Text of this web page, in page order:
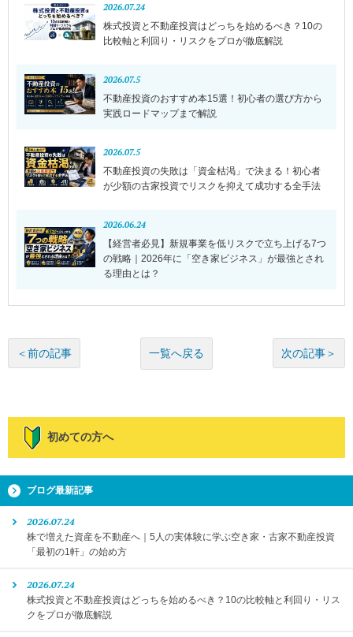
2026.07.24
株式投資と不動産投資はどっちを始めるべき？10の
比較軸と利回り・リスクをプロが徹底解説
2026.07.5
不動産投資のおすすめ本15選！初心者の選び方から
実践ロードマップまで解説
2026.07.5
不動産投資の失敗は「資金枯渇」で決まる！初心者
が少額の古家投資でリスクを抑えて成功する全手法
2026.06.24
【経営者必見】新規事業を低リスクで立ち上げる7つ
の戦略｜2026年に「空き家ビジネス」が最強とされ
る理由とは？
＜前の記事 一覧へ戻る 次の記事＞
初めての方へ
ブログ最新記事
2026.07.24
株で増えた資産を不動産へ｜5人の実体験に学ぶ空き家・古家不動産投資
「最初の1軒」の始め方
2026.07.24
株式投資と不動産投資はどっちを始めるべき？10の比較軸と利回り・リス
クをプロが徹底解説